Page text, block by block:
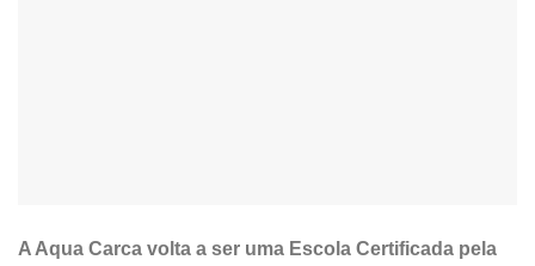
A Aqua Carca volta a ser uma Escola Certificada pela